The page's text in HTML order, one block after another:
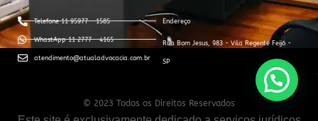
Telefone 11 95977 - 1585
WhastApp 11 2777 - 4165
atendimento@atualadvocacia.com.br
Endereço
Rua Bom Jesus, 983 - Vila Regente Feijó -
SP
© 2023 Todos os Direitos Reservados